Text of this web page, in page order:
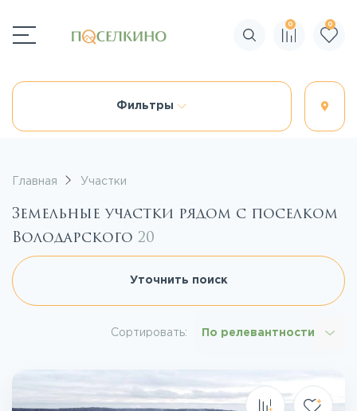
Поиск по сайту
0 0
Фильтры
Главная Участки
Земельные участки рядом с поселком
Володарского 20
Уточнить поиск
Сортировать: По релевантности